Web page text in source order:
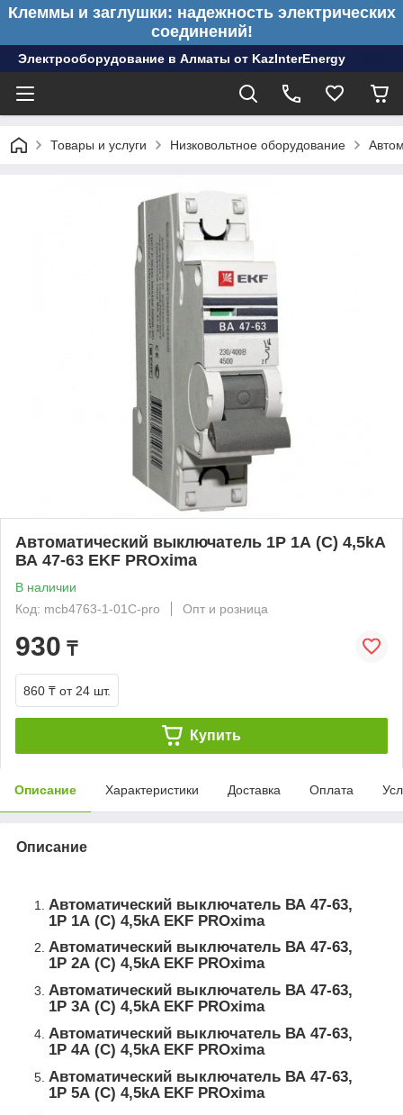
Клеммы и заглушки: надежность электрических
соединений!
Электрооборудование в Алматы от KazInterEnergy
Товары и услуги Низковольтное оборудование
Автоматический выключатель 1P 1А (C) 4,5kA
ВА 47-63 EKF PROxima
В наличии
Код: mcb4763-1-01C-pro
Опт и розница
930 ₸
860 ₸ от 24 шт.
Купить
Описание Характеристики Доставка Оплата
Описание
Автоматический выключатель ВА 47-63,
1P 1А (C) 4,5kA EKF PROxima
Автоматический выключатель ВА 47-63,
1P 2А (C) 4,5kA EKF PROxima
Автоматический выключатель ВА 47-63,
1P 3А (C) 4,5kA EKF PROxima
Автоматический выключатель ВА 47-63,
1P 4А (C) 4,5kA EKF PROxima
Автоматический выключатель ВА 47-63,
1P 5А (C) 4,5kA EKF PROxima